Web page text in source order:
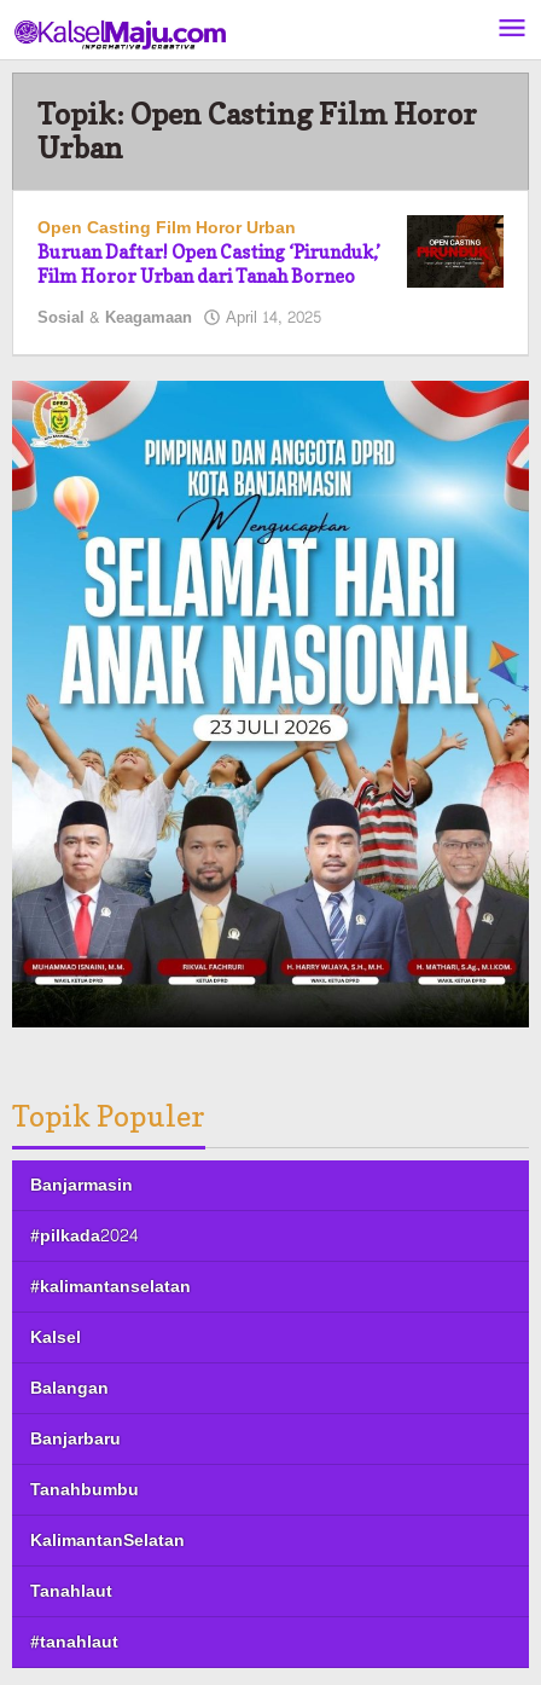
ke
konten
Topik: Open Casting Film Horor
Urban
Open Casting Film Horor Urban
Buruan Daftar! Open Casting ‘Pirunduk,’
Film Horor Urban dari Tanah Borneo
Sosial & Keagamaan April 14, 2025
Topik Populer
Banjarmasin
#pilkada2024
#kalimantanselatan
Kalsel
Balangan
Banjarbaru
Tanahbumbu
KalimantanSelatan
Tanahlaut
#tanahlaut